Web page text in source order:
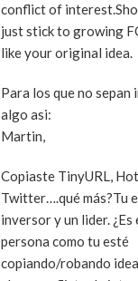
conflict of
just stick to growing
like your original idea.
Para los que no sepan
algo asi:
Martin,
Copiaste TinyURL,
Twitter….qué más?Tu
inversor y un lider. ¿Es
persona como tu esté
copiando/robando